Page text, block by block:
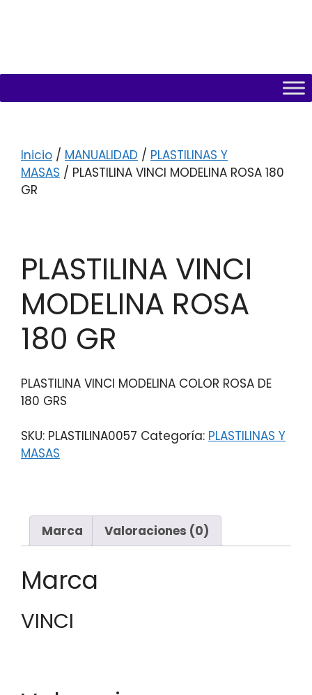
Inicio / MANUALIDAD / PLASTILINAS Y
MASAS / PLASTILINA VINCI MODELINA ROSA 180
GR
PLASTILINA VINCI
MODELINA ROSA
180 GR
PLASTILINA VINCI MODELINA COLOR ROSA DE
180 GRS
SKU: PLASTILINA0057 Categoría: PLASTILINAS Y
MASAS
Marca Valoraciones (0)
Marca
VINCI